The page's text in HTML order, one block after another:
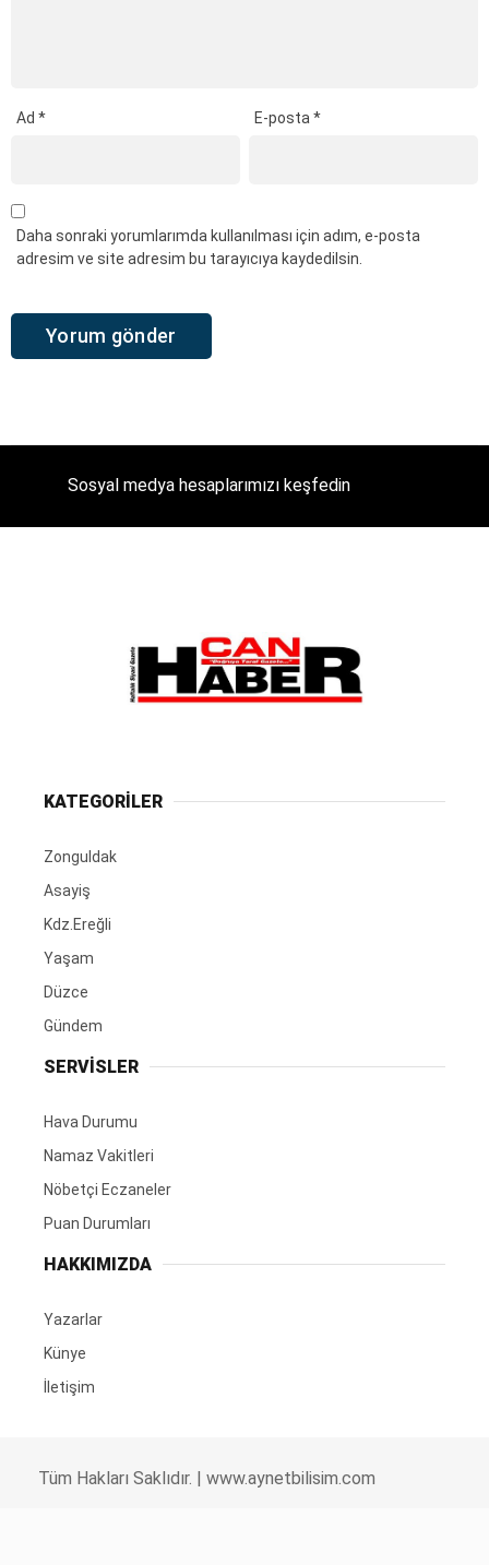
Ad * E-posta*
Daha sonraki yorumlarımda kullanılması için adım, e-posta
adresim ve site adresim bu tarayıcıya kaydedilsin.
Sosyal medya hesaplarımızı keşfedin
KATEGORİLER
Zonguldak
Asayiş
Kdz.Ereğli
Yaşam
Düzce
Gündem
SERVİSLER
Hava Durumu
Namaz Vakitleri
Nöbetçi Eczaneler
Puan Durumları
HAKKIMIZDA
Yazarlar
Künye
İletişim
Tüm Hakları Saklıdır. | www.aynetbilisim.com